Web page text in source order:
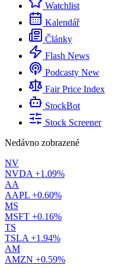
Watchlist
Kalendář
Články
Flash News
Podcasty New
Fair Price Index
StockBot
Stock Screener
Nedávno zobrazené
NV
NVDA +1.09%
AA
AAPL +0.60%
MS
MSFT +0.16%
TS
TSLA +1.94%
AM
AMZN +0.59%